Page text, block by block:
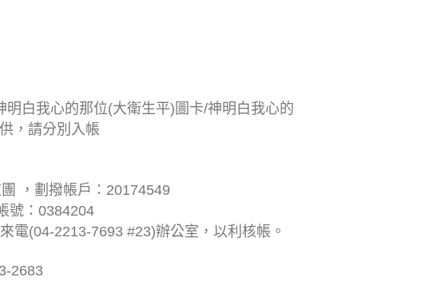
明白我心的那位(大衛生平)圖卡/神明白我心的
，請分別入帳
，劃撥帳戶：20174549
號：0384204
電(04-2213-7693 #23)辦公室，以利核帳。
2683